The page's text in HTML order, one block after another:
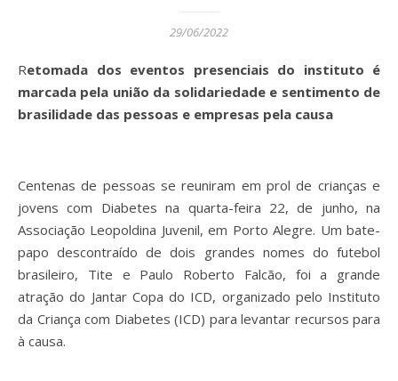
29/06/2022
Retomada dos eventos presenciais do instituto é
marcada pela união da solidariedade e sentimento de
brasilidade das pessoas e empresas pela causa
Centenas de pessoas se reuniram em prol de crianças e
jovens com Diabetes na quarta-feira 22, de junho, na
Associação Leopoldina Juvenil, em Porto Alegre. Um bate-
papo descontraído de dois grandes nomes do futebol
brasileiro, Tite e Paulo Roberto Falcão, foi a grande
atração do Jantar Copa do ICD, organizado pelo Instituto
da Criança com Diabetes (ICD) para levantar recursos para
à causa.